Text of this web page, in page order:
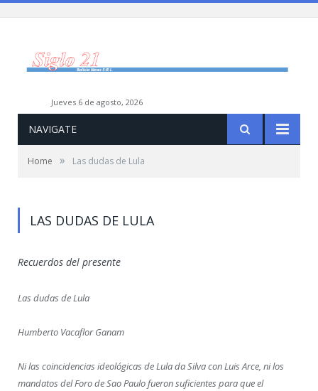
jueves 6 de agosto, 2026
NAVIGATE
Home » Las dudas de Lula
LAS DUDAS DE LULA
Recuerdos del presente
Las dudas de Lula
Humberto Vacaflor Ganam
Ni las coincidencias ideológicas de Lula da Silva con Luis Arce, ni los
mandatos del Foro de Sao Paulo fueron suficientes para que el